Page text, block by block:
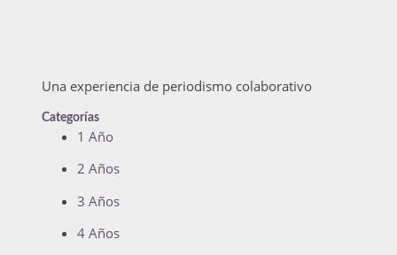
Una experiencia de periodismo colaborativo
Categorías
1 Año
2 Años
3 Años
4 Años